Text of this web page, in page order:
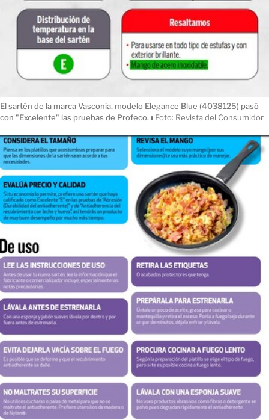
El sartén de la marca Vasconia, modelo Elegance Blue (4038125) pasó
con "Excelente" las pruebas de Profeco. ı Foto: Revista del Consumidor